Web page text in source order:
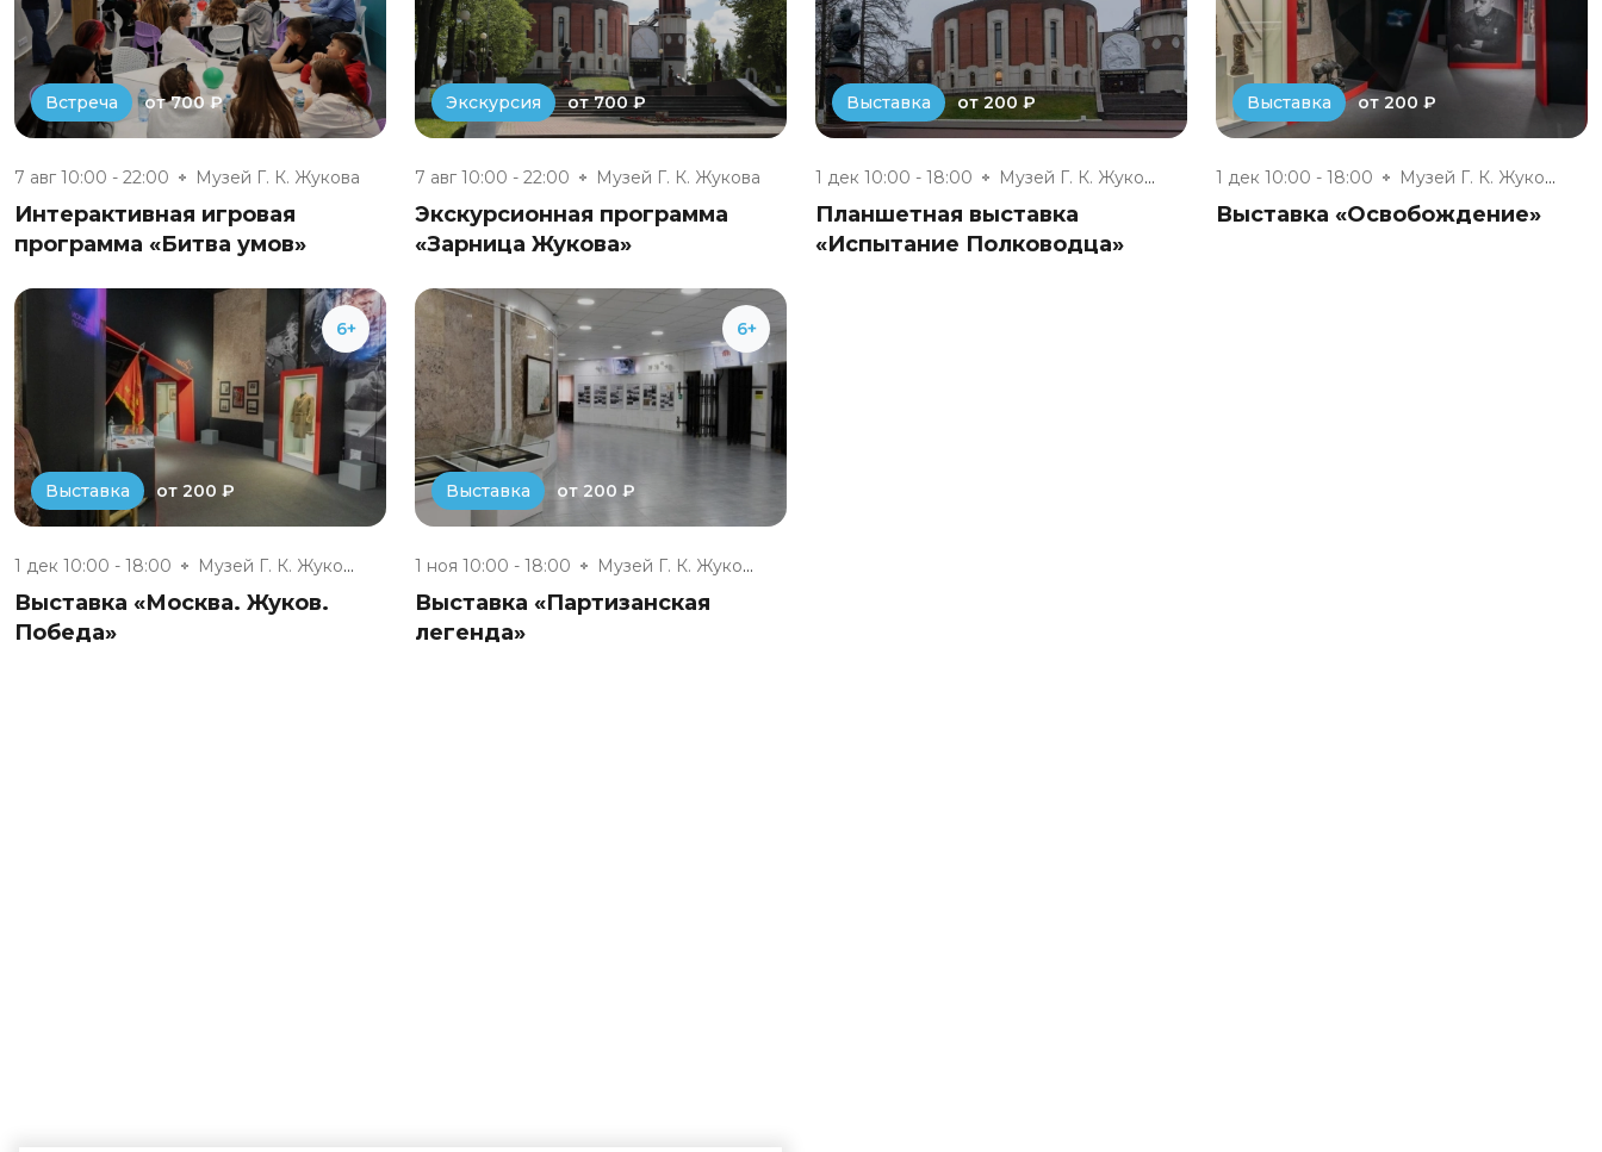
Встреча от 700 ₽
7 авг 10:00 - 22:00 Музей Г. К. Жукова
Интерактивная игровая
программа «Битва умов»
Экскурсия от 700 ₽
7 авг 10:00 - 22:00 Музей Г. К. Жукова
Экскурсионная программа
«Зарница Жукова»
Выставка от 200 ₽
1 дек 10:00 - 18:00 Музей Г. К. Жукова
Планшетная выставка
«Испытание Полководца»
Выставка от 200 ₽
1 дек 10:00 - 18:00 Музей Г. К. Жукова
Выставка «Освобождение»
6+
Выставка от 200 ₽
1 дек 10:00 - 18:00 Музей Г. К. Жукова
Выставка «Москва. Жуков.
Победа»
6+
Выставка от 200 ₽
1 ноя 10:00 - 18:00 Музей Г. К. Жукова
Выставка «Партизанская
легенда»